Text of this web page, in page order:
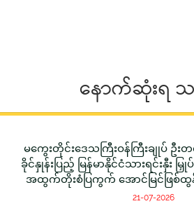
နောက်ဆုံးရ
မကွေးတိုင်းဒေသကြီးဝန်ကြီးချုပ် ဦ
ခိုင်နှုန်းပြည့် မြန်မာနိုင်ငံသားရင်းနှီး မြှု
အထွက်တိုးစံပြကွက် အောင်မြင်ဖြစ်ထွ
21-07-2026